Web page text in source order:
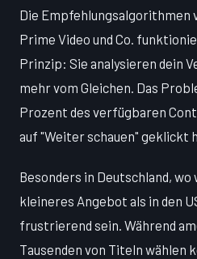
Die Empfehlungsalgorithmen
Prime Video und Co.
Prinzip: Sie analysieren dein
mehr vom Gleichen. Das
Prozent des verfügbaren
auf "Weiter schauen" geklickt
Besonders in Deutschland,
kleineres Angebot als in den
frustrierend sein. Während
Tausenden von Titeln wählen